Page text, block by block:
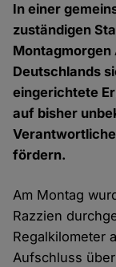
In einer
zuständigen
Montagmorgen
Deutschlands
eingerichtete
auf bisher
fördern.
Am Montag
Razzien
Regalkilometer
Aufschluss